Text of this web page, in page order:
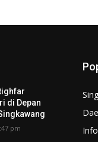
di Depan
pm